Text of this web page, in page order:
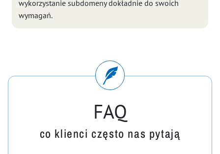
wykorzystanie subdomeny dokładnie do swoich
wymagań.
FAQ
co klienci często nas pytają